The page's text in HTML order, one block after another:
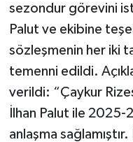
sezondur görevini
Palut ve ekibine
sözleşmenin her iki
temenni edildi.
verildi: “Çaykur
İlhan Palut ile 2025-
anlaşma
Spor
Yerel